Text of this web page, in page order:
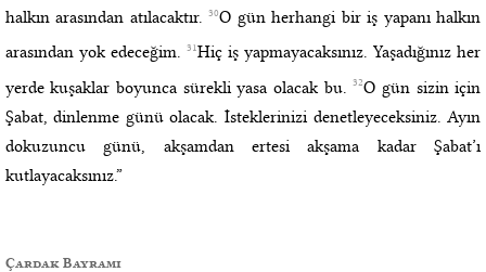
halkın arasından atılacaktır.30O gün herhangi bir iş yapanı halkın
arasından yok edeceğim. 31Hiç iş yapmayacaksınız. Yaşadığınız her
yerde kuşaklar boyunca sürekli yasa olacak bu.32O gün sizin için
Şabat, dinlenme günü olacak. İsteklerinizi denetleyeceksiniz. Ayın
dokuzuncu günü, akşamdan ertesi akşama kadar Şabat’ı
kutlayacaksınız.”
Çardak Bayramı